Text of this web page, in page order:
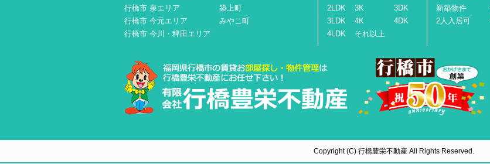
行橋市 泉エリア
行橋市 今元エリア
行橋市 今川・稗田エリア
築上町
みやこ町
2LDK
3LDK
4LDK
3K
4K
それ以上
3DK
4DK
新築物件
2人入居可
Copyright (C) 行橋豊栄不動産 All Rights Reserved.